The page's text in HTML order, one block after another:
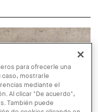
para ofrecerle una
caso, mostrarle
mediante el
Al clicar "De acuerdo",
También puede